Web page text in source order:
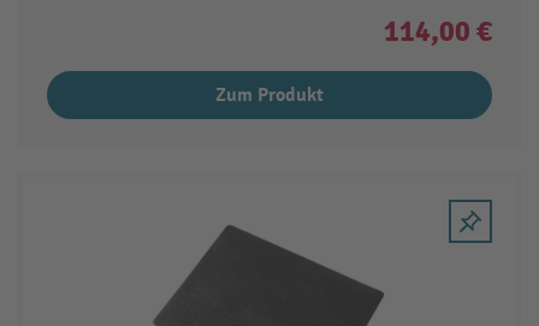
114,00 €
Zum Produkt